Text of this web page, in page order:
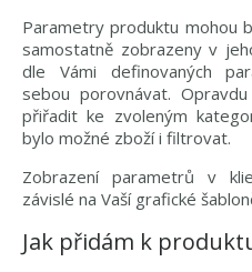
Parametry produktu mohou
samostatně zobrazeny v
dle Vámi definovaných
sebou porovnávat.
přiřadit ke zvoleným
bylo možné zboží i filtrovat.
Zobrazení parametrů v
závislé na Vaší grafické
Jak přidám k